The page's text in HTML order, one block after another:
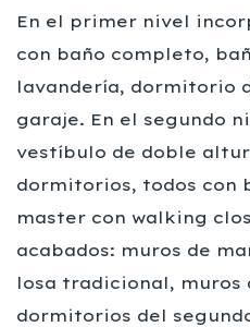
En el primer nivel
con baño completo,
lavandería, dormitorio
garaje. En el segundo
vestíbulo de doble
dormitorios, todos con
master con walking
acabados: muros de
losa tradicional, muros
dormitorios del